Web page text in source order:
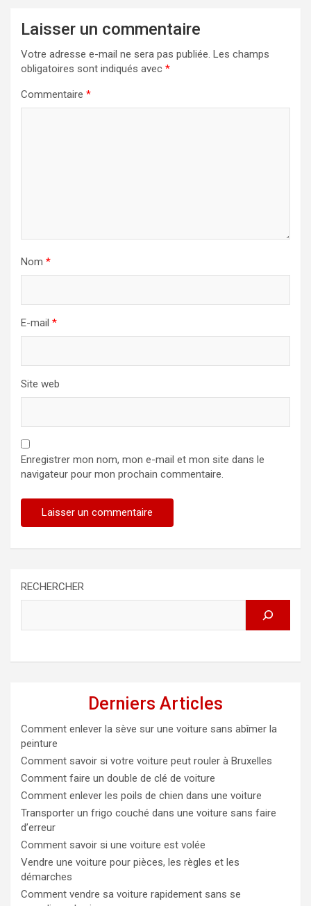
Laisser un commentaire
Votre adresse e-mail ne sera pas publiée. Les champs
obligatoires sont indiqués avec *
Commentaire *
Nom *
E-mail *
Site web
Enregistrer mon nom, mon e-mail et mon site dans le
navigateur pour mon prochain commentaire.
RECHERCHER
Derniers Articles
Comment enlever la sève sur une voiture sans abîmer la
peinture
Comment savoir si votre voiture peut rouler à Bruxelles
Comment faire un double de clé de voiture
Comment enlever les poils de chien dans une voiture
Transporter un frigo couché dans une voiture sans faire
d’erreur
Comment savoir si une voiture est volée
Vendre une voiture pour pièces, les règles et les
démarches
Comment vendre sa voiture rapidement sans se